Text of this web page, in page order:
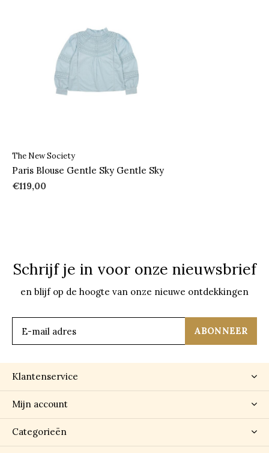
The New Society
Paris Blouse Gentle Sky Gentle Sky
€119,00
Schrijf je in voor onze nieuwsbrief
en blijf op de hoogte van onze nieuwe ontdekkingen
ABONNEER
Klantenservice
Mijn account
Categorieën